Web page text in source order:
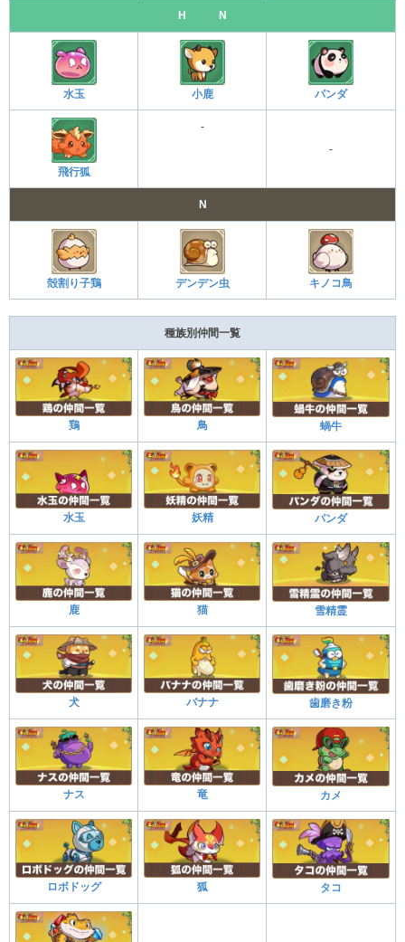
H N
水玉 小鹿 パンダ
飛行狐
-
-
N
殻割り子鶏 デンデン虫 キノコ鳥
種族別仲間一覧
鶏 鳥 蝸牛
水玉 妖精 パンダ
鹿 猫 雪精霊
犬 バナナ 歯磨き粉
ナス 竜 カメ
ロボドッグ 狐 タコ